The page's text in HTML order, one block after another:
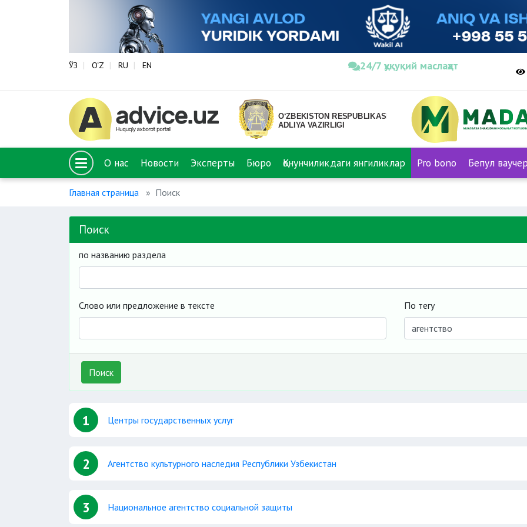
ЎЗ O‘Z RU EN 24/7 ҳуқуқий маслаҳат
О нас Новости Эксперты Бюро Қонунчиликдаги янгиликлар Pro bono Бепул
Главная страница Поиск
Поиск
по названию раздела
Слово или предложение в тексте По тегу
Поиск
1 Центры государственных услуг
2 Агентство культурного наследия Республики Узбекистан
3 Национальное агентство социальной защиты